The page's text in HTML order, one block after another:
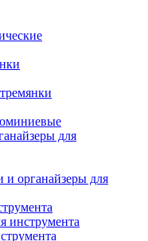
для
органайзеры для
инструмента